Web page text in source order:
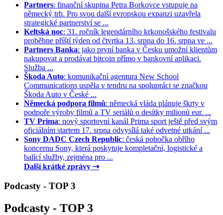
Partners: finanční skupina Petra Borkovce vstupuje na
německý trh. Pro svou další evropskou expanzi uzavřela
strategické partnerství se ...
Keltská noc: 31. ročník legendárního krkonošského festivalu
proběhne příští týden od čtvrtka 13. srpna do 16. srpna ve ...
Partners Banka: jako první banka v Česku umožní klientům
nakupovat a prodávat bitcoin přímo v bankovní aplikaci.
Služba ...
Škoda Auto: komunikační agentura New School
Communications uspěla v tendru na spolupráci se značkou
Škoda Auto v České ...
Německá podpora filmů: německá vláda plánuje škrty v
podpoře výroby filmů a TV seriálů o desítky milionů eur. ...
TV Prima: nový sportovní kanál Prima sport ještě před svým
oficiálním startem 17. srpna odvysílá také odvetné utkání ...
Sony DADC Czech Republic: česká pobočka obřího
koncernu Sony, která poskytuje kompletační, logistické a
balící služby, zejména pro ...
Další krátké zprávy ⇢
Podcasty - TOP 3
Podcasty - TOP 3